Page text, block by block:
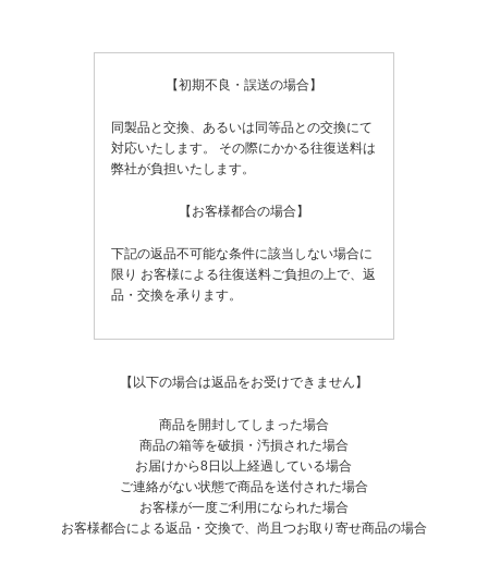
【初期不良・誤送の場合】
同製品と交換、あるいは同等品との交換にて
対応いたします。
その際にかかる往復送料は
弊社が負担いたします。
【お客様都合の場合】
下記の返品不可能な条件に該当しない場合に
限り お客様による往復送料ご負担の上で、返
品・交換を承ります。
【以下の場合は返品をお受けできません】
商品を開封してしまった場合
商品の箱等を破損・汚損された場合
お届けから8日以上経過している場合
ご連絡がない状態で商品を送付された場合
お客様が一度ご利用になられた場合
お客様都合による返品・交換で、尚且つお取り寄せ商品の場合